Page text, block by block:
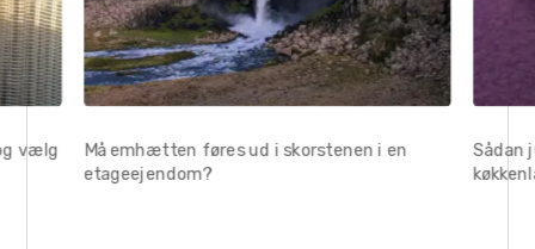
vælg
Må emhætten føres ud i skorstenen i en
etageejendom?
Sådan